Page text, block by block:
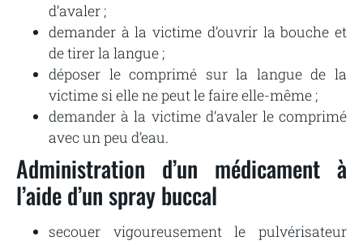
d’avaler ;
demander à la victime d’ouvrir la bouche et
de tirer la langue ;
déposer le comprimé sur la langue de la
victime si elle ne peut le faire elle-même ;
demander à la victime d’avaler le comprimé
avec un peu d’eau.
Administration d’un médicament à
l’aide d’un spray buccal
secouer vigoureusement le pulvérisateur